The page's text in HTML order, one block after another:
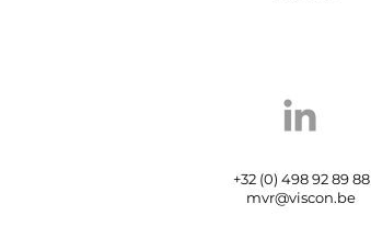
+32 (0) 498 92 89 88
mvr@viscon.be